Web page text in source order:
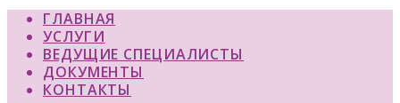
ГЛАВНАЯ
УСЛУГИ
ВЕДУЩИЕ СПЕЦИАЛИСТЫ
ДОКУМЕНТЫ
КОНТАКТЫ